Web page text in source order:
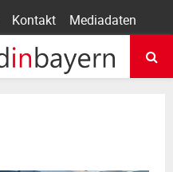
Kontakt Mediadaten